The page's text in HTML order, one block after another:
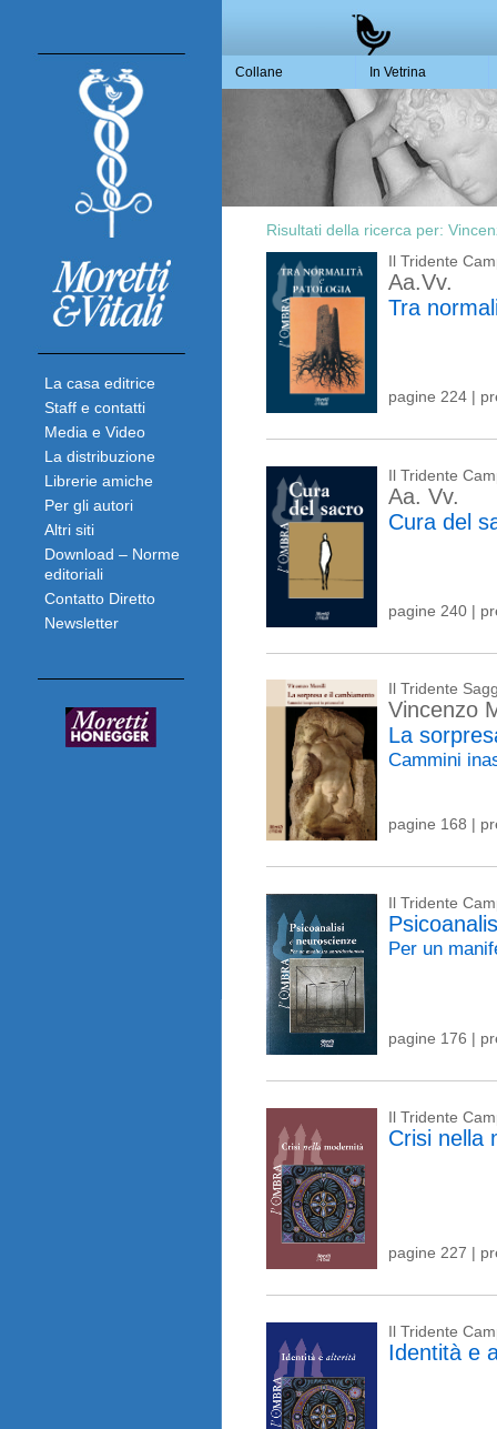
La casa editrice
Staff e contatti
Media e Video
La distribuzione
Librerie amiche
Per gli autori
Altri siti
Download – Norme
editoriali
Contatto Diretto
Newsletter
Collane In Vetrina
Risultati della ricerca per:
Il Tridente
Aa.Vv.
Tra
pagine 224 |
Il Tridente
Aa. Vv.
Cura del
pagine 240 |
Il Tridente
Vincenzo
La
Cammini
pagine 168 |
Il Tridente
Per un
pagine 176 |
Il Tridente
Crisi nella
pagine 227 |
Il Tridente
Identità e